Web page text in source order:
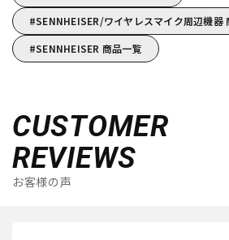
SENNHEISER/ワイヤレスマイク周辺機器
SENNHEISER 商品一覧
CUSTOMER
REVIEWS
お客様の声